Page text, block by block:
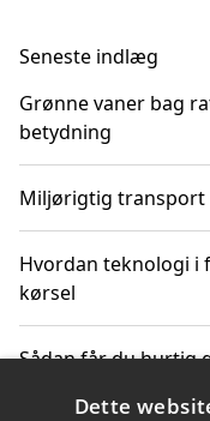
Seneste indlæg
Grønne vaner bag
betydning
Miljørigtig transport
Hvordan teknologi i
kørsel
Sådan får du hurtig
Dette